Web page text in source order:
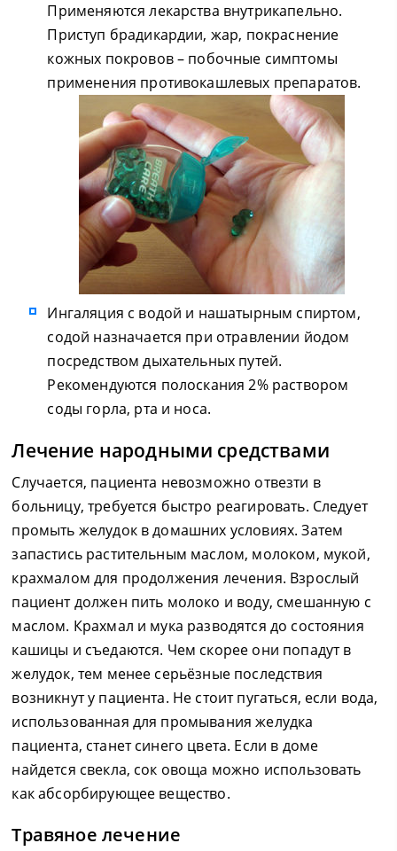
Применяются лекарства внутрикапельно.
Приступ брадикардии, жар, покраснение
кожных покровов – побочные симптомы
применения противокашлевых препаратов.
Ингаляция с водой и нашатырным спиртом,
содой назначается при отравлении йодом
посредством дыхательных путей.
Рекомендуются полоскания 2% раствором
соды горла, рта и носа.
Лечение народными средствами
Случается, пациента невозможно отвезти в
больницу, требуется быстро реагировать. Следует
промыть желудок в домашних условиях. Затем
запастись растительным маслом, молоком, мукой,
крахмалом для продолжения лечения. Взрослый
пациент должен пить молоко и воду, смешанную с
маслом. Крахмал и мука разводятся до состояния
кашицы и съедаются. Чем скорее они попадут в
желудок, тем менее серьёзные последствия
возникнут у пациента. Не стоит пугаться, если вода,
использованная для промывания желудка
пациента, станет синего цвета. Если в доме
найдется свекла, сок овоща можно использовать
как абсорбирующее вещество.
Травяное лечение